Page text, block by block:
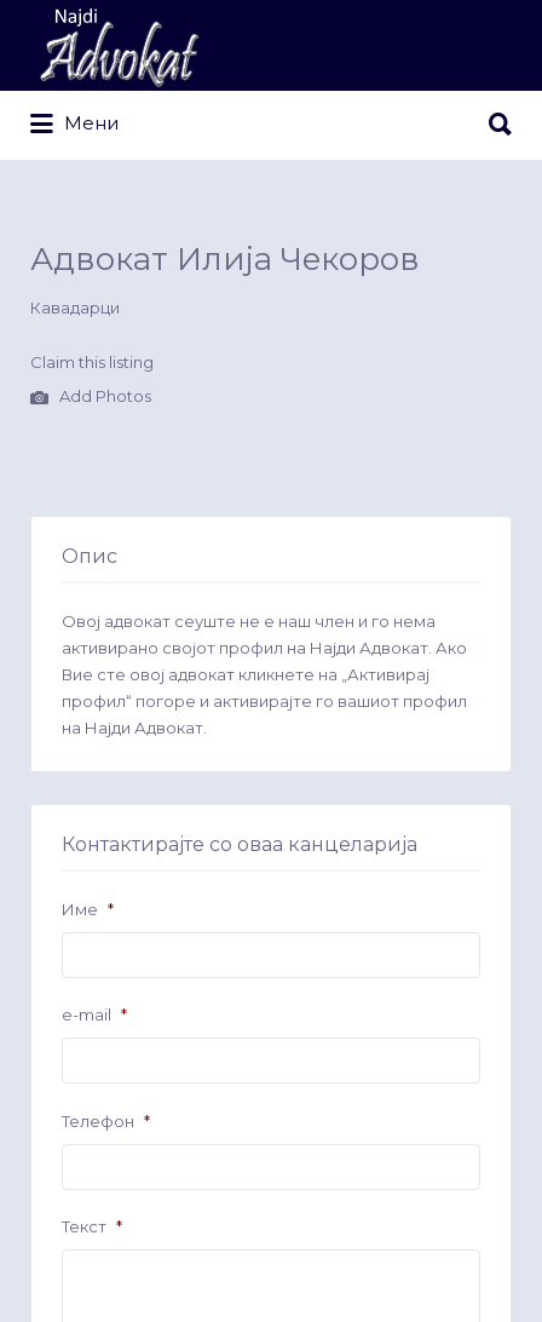
Search
for:
Мени
for:
Адвокат Илија Чекоров
Кавадарци
Claim this listing
Add Photos
Опис
Овој адвокат сеуште не е наш член и го нема
активирано својот профил на Најди Адвокат. Ако
Вие сте овој адвокат кликнете на „Активирај
профил“ погоре и активирајте го вашиот профил
на Најди Адвокат.
Контактирајте со оваа канцеларија
Име *
e-mail *
Телефон *
Текст *